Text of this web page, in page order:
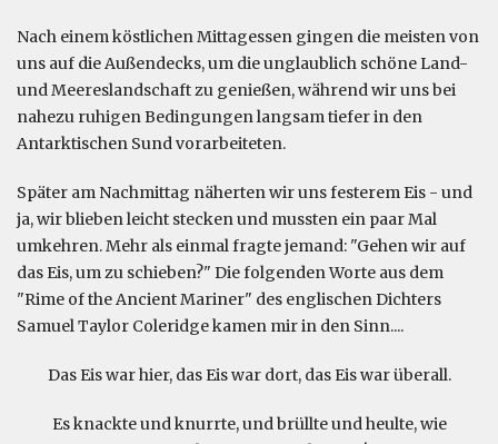
Nach einem köstlichen Mittagessen gingen die meisten von
uns auf die Außendecks, um die unglaublich schöne Land-
und Meereslandschaft zu genießen, während wir uns bei
nahezu ruhigen Bedingungen langsam tiefer in den
Antarktischen Sund vorarbeiteten.
Später am Nachmittag näherten wir uns festerem Eis - und
ja, wir blieben leicht stecken und mussten ein paar Mal
umkehren. Mehr als einmal fragte jemand: "Gehen wir auf
das Eis, um zu schieben?" Die folgenden Worte aus dem
"Rime of the Ancient Mariner" des englischen Dichters
Samuel Taylor Coleridge kamen mir in den Sinn....
Das Eis war hier, das Eis war dort, das Eis war überall.
Es knackte und knurrte, und brüllte und heulte, wie